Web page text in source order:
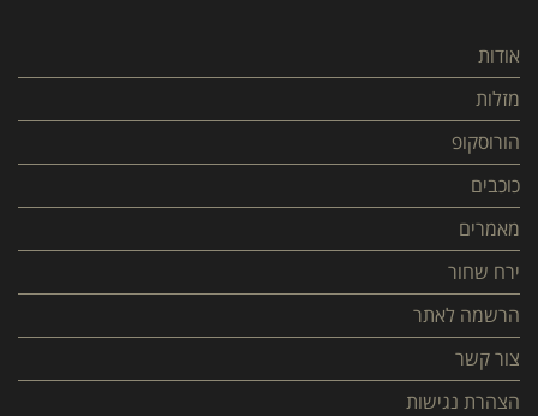
אודות
מזלות
הורוסקופ
כוכבים
מאמרים
ירח שחור
הרשמה לאתר
צור קשר
הצהרת נגישות